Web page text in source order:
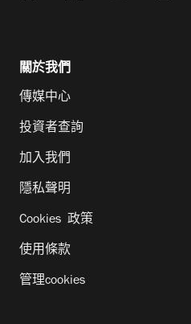
關於我們
傳媒中心
投資者查詢
加入我們
隱私聲明
Cookies 政策
使用條款
管理cookies